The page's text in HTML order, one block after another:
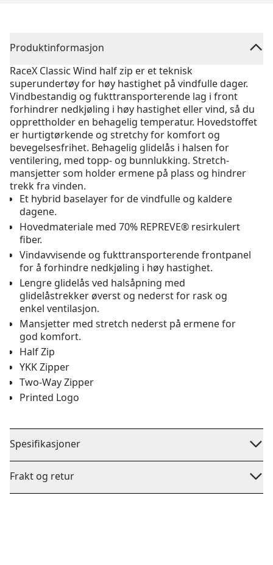
Produktinformasjon
RaceX Classic Wind half zip er et teknisk
superundertøy for høy hastighet på vindfulle dager.
Vindbestandig og fukttransporterende lag i front
forhindrer nedkjøling i høy hastighet eller vind, så du
opprettholder en behagelig temperatur. Hovedstoffet
er hurtigtørkende og stretchy for komfort og
bevegelsesfrihet. Behagelig glidelås i halsen for
ventilering, med topp- og bunnlukking. Stretch-
mansjetter som holder ermene på plass og hindrer
trekk fra vinden.
Et hybrid baselayer for de vindfulle og kaldere
dagene.
Hovedmateriale med 70% REPREVE® resirkulert
fiber.
Vindavvisende og fukttransporterende frontpanel
for å forhindre nedkjøling i høy hastighet.
Lengre glidelås ved halsåpning med
glidelåstrekker øverst og nederst for rask og
enkel ventilasjon.
Mansjetter med stretch nederst på ermene for
god komfort.
Half Zip
YKK Zipper
Two-Way Zipper
Printed Logo
Spesifikasjoner
Frakt og retur